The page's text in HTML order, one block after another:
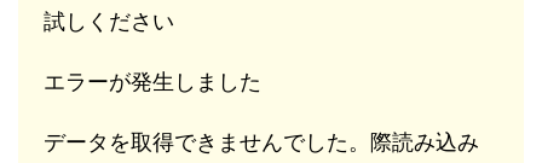
試しください
エラーが発生しました
データを取得できませんでした。際読み込み